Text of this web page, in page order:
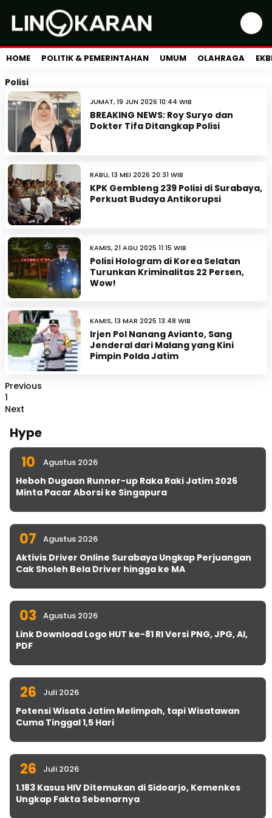
HOME POLITIK & PEMERINTAHAN UMUM OLAHRAGA
Polisi
JUMAT, 19 JUN 2026 10:44 WIB
BREAKING NEWS: Roy Suryo dan
Dokter Tifa Ditangkap Polisi
RABU, 13 MEI 2026 20:31 WIB
KPK Gembleng 239 Polisi di Surabaya,
Perkuat Budaya Antikorupsi
KAMIS, 21 AGU 2025 11:15 WIB
Polisi Hologram di Korea Selatan
Turunkan Kriminalitas 22 Persen,
Wow!
KAMIS, 13 MAR 2025 13:48 WIB
Irjen Pol Nanang Avianto, Sang
Jenderal dari Malang yang Kini
Pimpin Polda Jatim
Previous
1
Next
Hype
10 Agustus 2026
Heboh Dugaan Runner-up Raka Raki Jatim 2026
Minta Pacar Aborsi ke Singapura
07 Agustus 2026
Aktivis Driver Online Surabaya Ungkap Perjuangan
Cak Sholeh Bela Driver hingga ke MA
03 Agustus 2026
Link Download Logo HUT ke-81 RI Versi PNG, JPG, AI,
PDF
26 Juli 2026
Potensi Wisata Jatim Melimpah, tapi Wisatawan
Cuma Tinggal 1,5 Hari
26 Juli 2026
1.183 Kasus HIV Ditemukan di Sidoarjo, Kemenkes
Ungkap Fakta Sebenarnya